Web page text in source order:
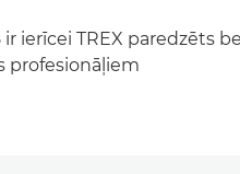
ir ierīcei TREX paredzēts
profesionāļiem